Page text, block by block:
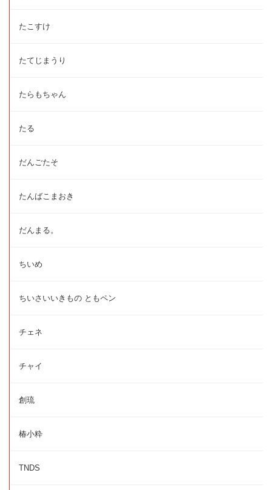
たこすけ
たてじまうり
たらもちゃん
たる
だんごたそ
たんばこまおき
だんまる。
ちいめ
ちいさいいきもの ともペン
チェネ
チャイ
創琉
椿小粋
TNDS